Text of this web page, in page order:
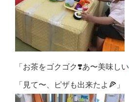
「お茶をゴクゴク❣️あ〜美味しい
「見て〜、ピザも出来たよ🍕」